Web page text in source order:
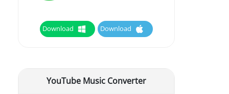
Download Download
YouTube Music Converter